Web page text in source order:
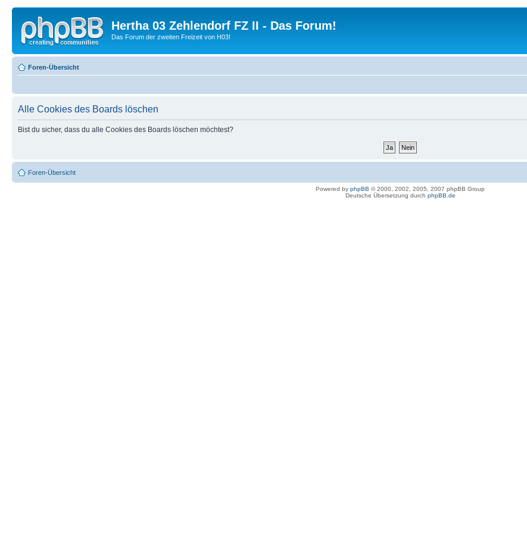
Hertha 03 Zehlendorf FZ II - Das Forum!
Das Forum der zweiten Freizeit von H03!
Foren-Übersicht
Alle Cookies des Boards löschen
Bist du sicher, dass du alle Cookies des Boards löschen möchtest?
Foren-Übersicht
Powered by phpBB © 2000, 2002, 2005, 2007 phpBB Group
Deutsche Übersetzung durch phpBB.de